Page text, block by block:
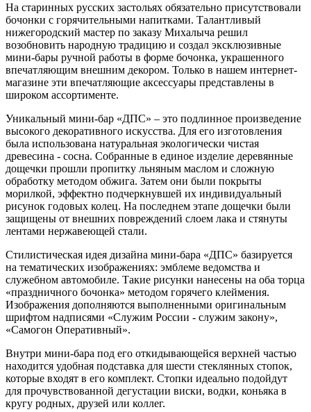
На старинных русских застольях обязательно присутствовали
бочонки с горячительными напитками. Талантливый
нижегородский мастер по заказу Михалыча решил
возобновить народную традицию и создал эксклюзивные
мини-бары ручной работы в форме бочонка, украшенного
впечатляющим внешним декором. Только в нашем интернет-
магазине эти впечатляющие аксессуары представлены в
широком ассортименте.
Уникальный мини-бар «ДПС» – это подлинное произведение
высокого декоративного искусства. Для его изготовления
была использована натуральная экологически чистая
древесина - сосна. Собранные в единое изделие деревянные
дощечки прошли пропитку льняным маслом и сложную
обработку методом обжига. Затем они были покрыты
морилкой, эффектно подчеркнувшей их индивидуальный
рисунок годовых колец. На последнем этапе дощечки были
защищены от внешних повреждений слоем лака и стянуты
лентами нержавеющей стали.
Стилистическая идея дизайна мини-бара «ДПС» базируется
на тематических изображениях: эмблеме ведомства и
служебном автомобиле. Такие рисунки нанесены на оба торца
«праздничного бочонка» методом горячего клеймения.
Изображения дополняются выполненными оригинальным
шрифтом надписями «Служим России - служим закону»,
«Самогон Оперативный».
Внутри мини-бара под его откидывающейся верхней частью
находится удобная подставка для шести стеклянных стопок,
которые входят в его комплект. Стопки идеально подойдут
для прочувствованной дегустации виски, водки, коньяка в
кругу родных, друзей или коллег.